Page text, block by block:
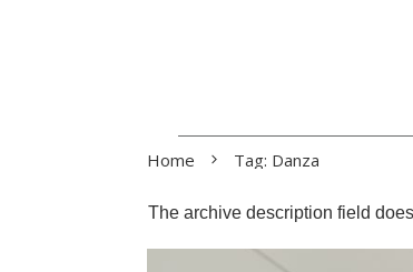
Home Tag: Danza
The archive description field